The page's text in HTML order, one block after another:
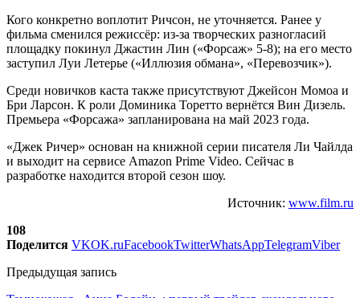
Кого конкретно воплотит Ричсон, не уточняется. Ранее у
фильма сменился режиссёр: из-за творческих разногласий
площадку покинул Джастин Лин («Форсаж» 5-8); на его место
заступил Луи Летерье («Иллюзия обмана», «Перевозчик»).
Среди новичков каста также присутствуют Джейсон Момоа и
Бри Ларсон. К роли Доминика Торетто вернётся Вин Дизель.
Премьера «Форсажа» запланирована на май 2023 года.
«Джек Ричер» основан на книжной серии писателя Ли Чайлда
и выходит на сервисе Amazon Prime Video. Сейчас в
разработке находится второй сезон шоу.
Источник: www.film.ru
108
Поделится VKOK.ruFacebookTwitterWhatsAppTelegramViber
Предыдущая запись